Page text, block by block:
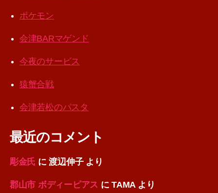
ポケモン
会津BARマゲンド
今夜のサービス
猿蟹合戦
会津若松のパスタ
最近のコメント
彫金氏 に渡辺伸子より
郡山市 ボディーピアス にTAMAより